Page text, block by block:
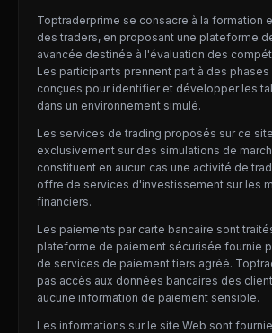
Toptraderprime se consacre à la formation
des traders, en proposant une plateforme
avancée destinée à l'évaluation des
Les participants prennent part à des
conçues pour identifier et développer les
dans un environnement simulé.
Les services de trading proposés sur ce
exclusivement sur des simulations de
constituent en aucun cas une activité de
offre de services d'investissement sur les
financiers.
Les paiements par carte bancaire sont
plateforme de paiement sécurisée fournie
de services de paiement tiers agréé.
pas accès aux données bancaires des
aucune information de paiement sensible.
Les informations sur le site Web sont